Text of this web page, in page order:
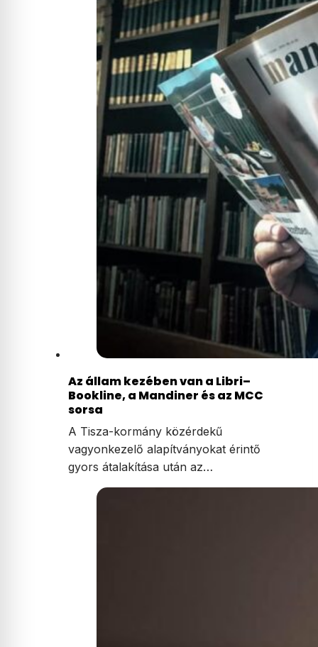
Az állam kezében van a Libri–
Bookline, a Mandiner és az MCC
sorsa
A Tisza-kormány közérdekű
vagyonkezelő alapítványokat érintő
gyors átalakítása után az…